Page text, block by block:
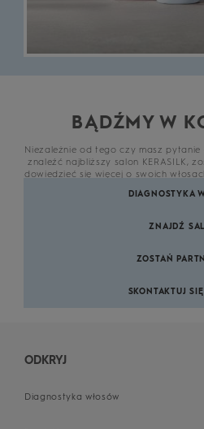
BĄDŹMY W
Niezależnie od tego czy masz
znaleźć najbliższy salon KERASILK,
dowiedzieć się więcej o swoich
DIAGNOSTYKA
ZNAJDŹ
ZOSTAŃ
SKONTAKTUJ
ODKRYJ
Diagnostyka włosów